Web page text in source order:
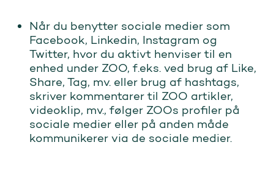
Når du benytter sociale medier som
Facebook, Linkedin, Instagram og
Twitter, hvor du aktivt henviser til en
enhed under ZOO, f.eks. ved brug af Like,
Share, Tag, mv. eller brug af hashtags,
skriver kommentarer til ZOO artikler,
videoklip, mv., følger ZOOs profiler på
sociale medier eller på anden måde
kommunikerer via de sociale medier.